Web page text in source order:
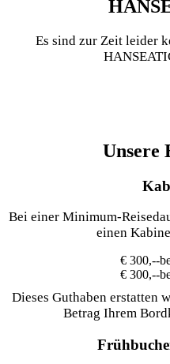
Es sind zur Zeit leider
Unsere
Bei einer Minimum-
einen
€ 300,--
€ 300,--
Dieses Guthaben erstatten
Betrag Ihrem